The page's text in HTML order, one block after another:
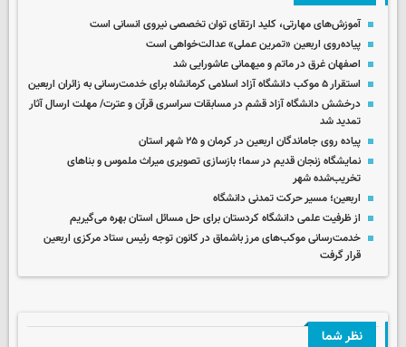
آموزش‌های مهارتی، کلید ارتقای توان تخصصی نیروی انسانی است
پیاده‌روی اربعین «تمرین عملی» عدالت‌خواهی است
اصفهان غرق در ماتم و میهمانی عاشورایی شد
استقرار ۵ موکب دانشگاه آزاد اسلامی کرمانشاه برای خدمت‌رسانی به زائران اربعین
درخشش دانشگاه آزاد قشم در مسابقات سراسری قرآن و عترت/ مهلت ارسال آثار
تمدید شد
پیاده روی جاماندگان اربعین در کرمان و ۲۵ شهر استان
نمایشگاه زنجان قدیم در سما؛ بازسازی تصویری میراث ملموس و بناهای
تخریب‌شده شهر
اربعین؛ مسیر حرکت تمدنی دانشگاه
از ظرفیت علمی دانشگاه کردستان برای حل مسائل استان بهره می‌گیریم
خدمت‌رسانی موکب‌های مرز باشماق در کانون توجه رئیس ستاد مرکزی اربعین
قرار گرفت
نظر شما